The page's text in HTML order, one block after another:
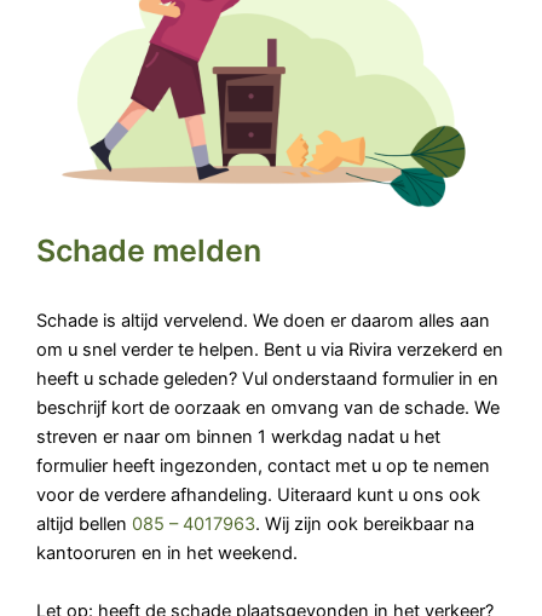
Schade melden
Schade is altijd vervelend. We doen er daarom alles aan
om u snel verder te helpen. Bent u via Rivira verzekerd en
heeft u schade geleden? Vul onderstaand formulier in en
beschrijf kort de oorzaak en omvang van de schade. We
streven er naar om binnen 1 werkdag nadat u het
formulier heeft ingezonden, contact met u op te nemen
voor de verdere afhandeling. Uiteraard kunt u ons ook
altijd bellen 085 – 4017963. Wij zijn ook bereikbaar na
kantooruren en in het weekend.
Let op: heeft de schade plaatsgevonden in het verkeer?